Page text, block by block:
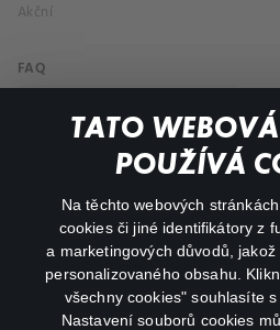
TATO
POUŽÍVÁ
Na těchto webových
cookies či jiné identifikátory z
a marketingových důvodů,
personalizovaného obsahu.
všechny cookies" souhlasíte
Nastavení souborů cookies
Akční
FAQ
Můj účet
Důležité odkazy
facebook